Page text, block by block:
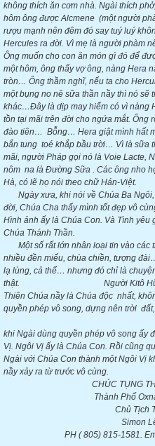
không thích ăn cơm nhà. Ngài thích
hôm ông được Alcmene (một người
rượu mạnh nên đêm đó say tuý luý
Hercules ra đời. Vì mẹ là người phàm
Ông muốn cho con ăn món gì đó để
một hôm, ông thấy vợ ông, nàng Hera
tròn… Ông thầm nghĩ, nếu ta cho
một bụng no nê sữa thần nầy thì nó sẽ
khác…Đây là dịp may hiếm có vì nàng
tồn tại mãi trên đời cho ngứa mắt. Ông
đào tiên… Bỗng… Hera giật mình hất
bắn tung toé khắp bầu trời… Vì là sữa
mãi, người Pháp gọi nó là Voie Lacte,
nôm na là Đường Sữa . Các ông nho
Hà, có lẽ họ nói theo chữ Hán-Việt.
Ngày xưa, khi nói về Chúa Ba Ngôi,
đời, Chúa Cha thấy mình tốt đẹp vô
Hình ảnh ấy là Chúa Con. Và Tình
Chúa Thánh Thần.
Một số rất lớn nhân loại tin vào các
nhiều đền miếu, chùa chiền, tượng
lạ lùng, cả thể… nhưng đó chỉ là
thật. Người Kitô Hữu tin vào
Thiên Chúa nầy là Chúa độc nhất,
quyền phép vô song, dựng nên trời
Vậy
khi Ngài dùng quyền phép vô song ấy
Vị. Ngôi Vị ấy là Chúa Con. Rồi cũng
Ngài với Chúa Con thành một Ngôi Vị
nầy xảy ra từ trước vô cùng.
CHÚC TỤNG THIÊN
Thành Phố Oxnard mùa
Chủ Tịch Tổng Hội
Simon Lê văn
PH ( 805) 815-1581. Email :